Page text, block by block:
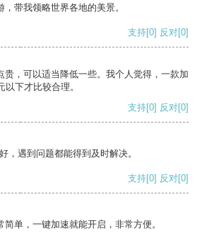
带我领略世界各地的美景。
支持[0] 反对[0]
贵，可以适当降低一些。我个人觉得，一款加
下才比较合理。
支持[0] 反对[0]
，遇到问题都能得到及时解决。
支持[0] 反对[0]
单，一键加速就能开启，非常方便。